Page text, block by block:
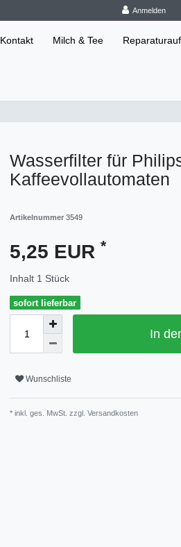
Anmelden
Kontakt Milch & Tee
Wasserfilter für
Kaffeevollautomaten
Artikelnummer 3549
5,25 EUR *
Inhalt 1 Stück
sofort lieferbar
In
Wunschliste
* inkl. ges. MwSt. zzgl. Versandkosten